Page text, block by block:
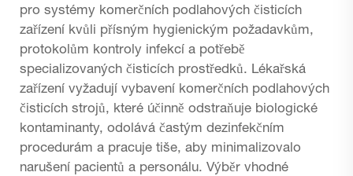
pro systémy komerčních podlahových čisticích
zařízení kvůli přísným hygienickým požadavkům,
protokolům kontroly infekcí a potřebě
specializovaných čisticích prostředků. Lékařská
zařízení vyžadují vybavení komerčních podlahových
čisticích strojů, které účinně odstraňuje biologické
kontaminanty, odolává častým dezinfekčním
procedurám a pracuje tiše, aby minimalizovalo
narušení pacientů a personálu. Výběr vhodné